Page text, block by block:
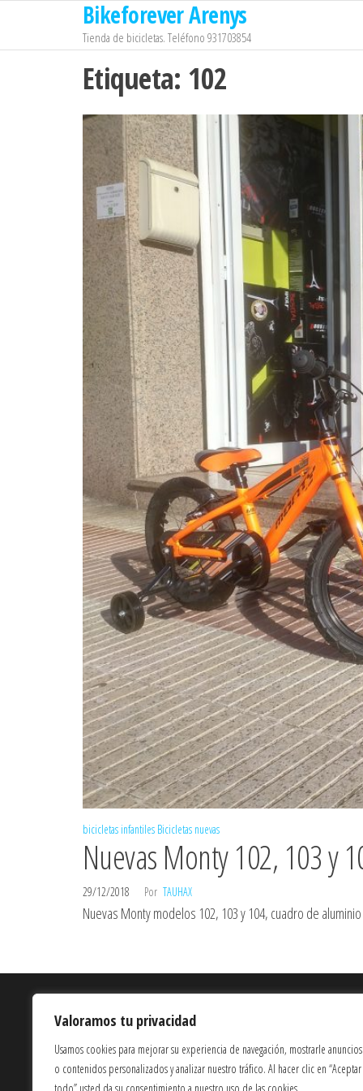
Valoramos tu privacidad
Usamos cookies para mejorar su experiencia de navegación, mostrarle anuncios
o contenidos personalizados y analizar nuestro tráfico. Al hacer clic en “Aceptar
contenido
Bikeforever Arenys
Tienda de bicicletas. Teléfono 931703854
Etiqueta: 102
bicicletas infantiles Bicicletas nuevas
Nuevas Monty 102, 103 y
29/12/2018 Por TAUHAX
Nuevas Monty modelos 102, 103 y 104, cuadro de
Quienes Somos
Términos y Condiciones
Política de Privacidad